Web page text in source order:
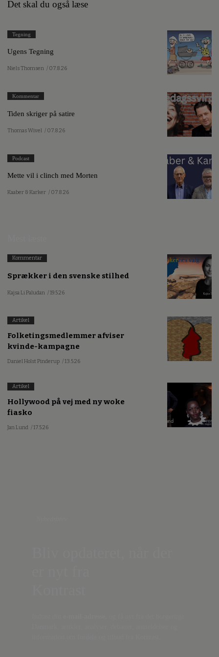
Det skal du også læse
Tegning
Ugens Tegning
Niels Thomsen / 07.8.26
Kommentar
Tiden skriger på satire
Thomas Wivel / 07.8.26
Podcast
Mette vil i clinch med Morten
Kaaber & Karker / 07.8.26
Kommentar
Sprækker i den svenske stilhed
Kajsa Li Paludan / 19.5.26
Artikel
Folketingsmedlemmer afviser
kvinde-kampagne
Daniel Holst Pinderup / 13.5.26
Artikel
Hollywood på vej med ny woke
fiasko
Jan Lund / 17.5.26